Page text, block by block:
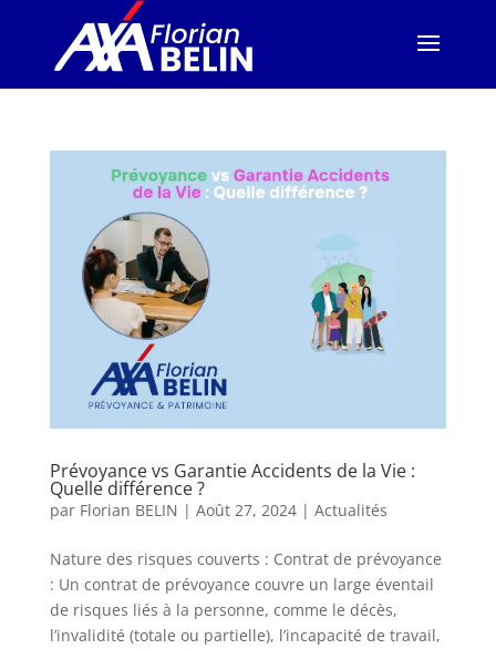
Prévoyance vs Garantie Accidents de la Vie :
Quelle différence ?
par Florian BELIN | Août 27, 2024| Actualités
Nature des risques couverts : Contrat de prévoyance
: Un contrat de prévoyance couvre un large éventail
de risques liés à la personne, comme le décès,
l’invalidité (totale ou partielle), l’incapacité de travail,